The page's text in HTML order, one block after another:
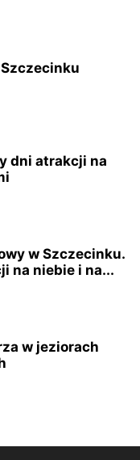
dni atrakcji na
w Szczecinku.
na niebie i na...
w jeziorach